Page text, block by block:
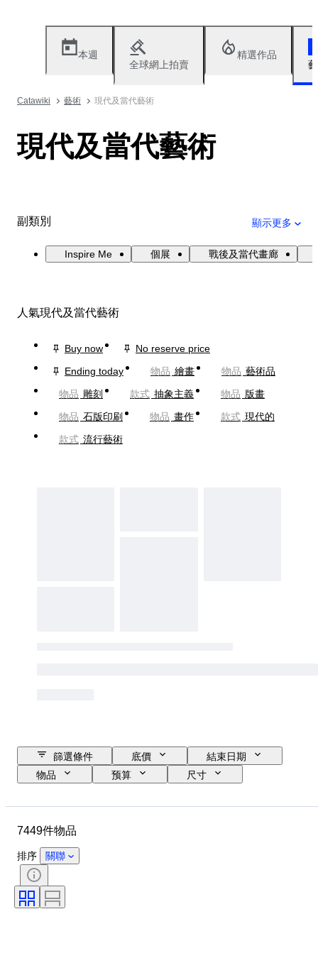
本週
全球網上拍賣
精選作品
Catawiki 藝術 現代及當代藝術
現代及當代藝術
副類別 顯示更多
Inspire Me 個展 戰後及當代畫廊
人氣現代及當代藝術
Buy now
No reserve price
Ending today
物品 繪畫 物品 藝術品
物品 雕刻 款式 抽象主義 物品 版畫
物品 石版印刷 物品 畫作 款式 現代的
款式 流行藝術
篩選條件 底價
結束日期
物品
预算
尺寸
簽名
版
7449件物品
排序 關聯